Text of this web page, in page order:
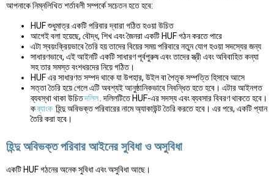
আপনাকে নিম্নলিখিত শর্তাবলী সম্পর্কে সচেতন হতে হবে:
HUF শুধুমাত্র একটি পরিবার দ্বারা গঠিত হওয়া উচিত
আগেই বলা হয়েছে, বৌদ্ধ, শিখ এবং জৈনরা একটি HUF গঠন করতে পারে
এটা স্বয়ংক্রিয়ভাবে তৈরি হয় তাদের বিয়ের সময় পরিবারে নতুন যোগ হওয়া সদস্যের জন্য
সাধারণভাবে, এই আইনটি একটি সাধারণ পূর্বপুরুষ এবং তাদের স্ত্রী এবং অবিবাহিত কন্যা
সহ তার সমস্ত বংশধরদের নিয়ে গঠিত।
HUF এর সাধারণত সম্পদ থাকে যা উপহার, উইল বা পৈতৃক সম্পত্তি হিসাবে আসে
সত্তা তৈরি হয়ে গেলে এটি অবশ্যই আনুষ্ঠানিকভাবে নিবন্ধিত হতে হবে। এটার আইনগত
ব্যবস্থা থাকা উচিতদলিল. দলিলটিতে HUF-এর সদস্য এবং ব্যবসার বিবরণ থাকতে হবে।
কব্যাংক হিন্দু অবিভক্ত পরিবারের নামে অ্যাকাউন্ট তৈরি করতে হবে। এর পরে, একটি প্যান
তৈরি করা হবে।
হিন্দু অবিভক্ত পরিবার আইনের সুবিধা ও অসুবিধা
একটি HUF গঠনের অনেক সুবিধা এবং অসুবিধা আছে।